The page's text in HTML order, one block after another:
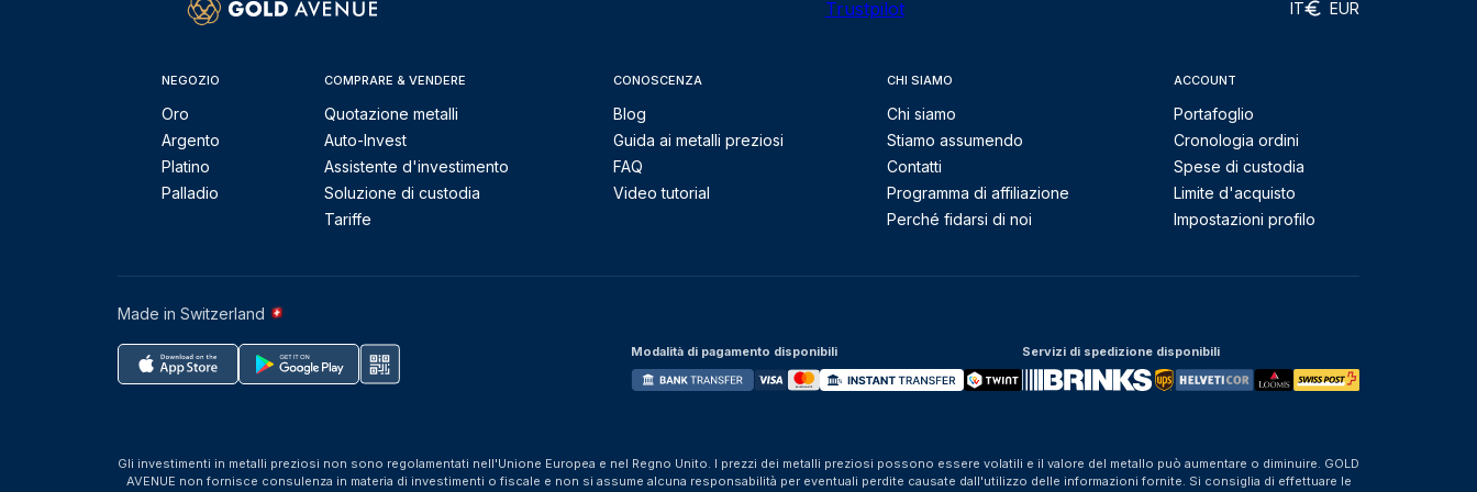
Trustpilot IT EUR
NEGOZIO
Oro
Argento
Platino
Palladio
COMPRARE & VENDERE
Quotazione metalli
Auto-Invest
Assistente d'investimento
Soluzione di custodia
Tariffe
CONOSCENZA
Blog
Guida ai metalli preziosi
FAQ
Video tutorial
CHI SIAMO
Chi siamo
Stiamo assumendo
Contatti
Programma di affiliazione
Perché fidarsi di noi
ACCOUNT
Portafoglio
Cronologia ordini
Spese di custodia
Limite d'acquisto
Impostazioni profilo
Made in Switzerland
Modalità di pagamento disponibili Servizi di spedizione disponibili
Gli investimenti in metalli preziosi non sono regolamentati nell'Unione Europea e nel Regno Unito. I prezzi dei metalli preziosi possono essere volatili e il valore del metallo può aumentare o diminuire. GOLD
AVENUE non fornisce consulenza in materia di investimenti o fiscale e non si assume alcuna responsabilità per eventuali perdite causate dall'utilizzo delle informazioni fornite. Si consiglia di effettuare le